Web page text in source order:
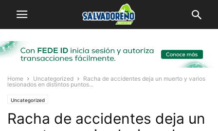
Home Uncategorized
Racha de accidentes deja un muerto y varios
lesionados en distintos puntos...
Uncategorized
Racha de accidentes deja un